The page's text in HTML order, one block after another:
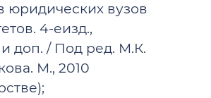
юридических вузов
4-еизд.,
доп. / Под ред. М.К.
М., 2010